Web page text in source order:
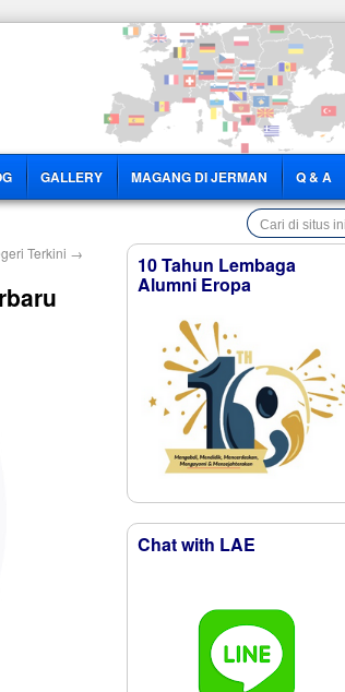
GALLERY MAGANG DI JERMAN Q & A
Terkini → 10 Tahun Lembaga
Alumni Eropa
Chat with LAE